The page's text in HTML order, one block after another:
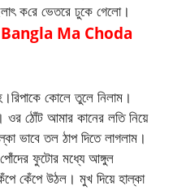
ক‌রে ভেতরে ঢুকে গেলো।
Ma Choda
কোলে তুলে নিলাম।
ওর ঠোঁট আমার কানের লতি নিয়ে
ভাবে তল ঠাপ দিতে লাগলাম।
ফুটোর মধ্যে আঙ্গুল
কেঁপে উঠল। মুখ দিয়ে হাল্কা